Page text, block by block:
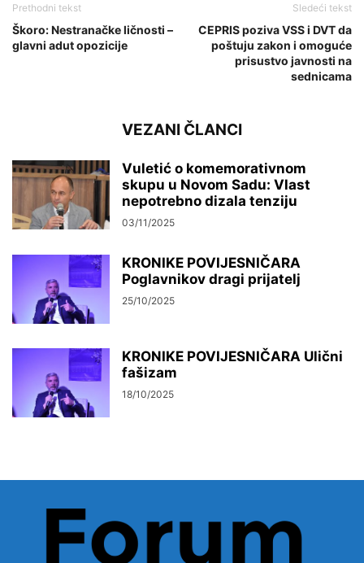
Prethodni tekst
Škoro: Nestranačke ličnosti –
glavni adut opozicije
Sledeći tekst
CEPRIS poziva VSS i DVT da
poštuju zakon i omoguće
prisustvo javnosti na
sednicama
VEZANI ČLANCI
Vuletić o komemorativnom
skupu u Novom Sadu: Vlast
nepotrebno dizala tenziju
03/11/2025
KRONIKE POVIJESNIČARA
Poglavnikov dragi prijatelj
25/10/2025
KRONIKE POVIJESNIČARA Ulični
fašizam
18/10/2025